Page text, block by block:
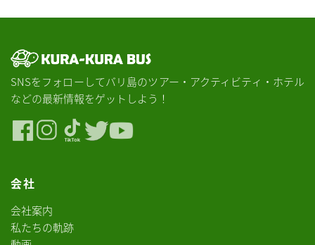
SNSをフォローしてバリ島のツアー・アクティビティ・ホテル
などの最新情報をゲットしよう！
会社
会社案内
私たちの軌跡